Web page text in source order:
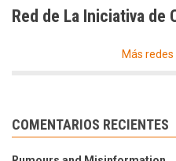
Red de La Iniciativa de
Más
COMENTARIOS RECIENTES